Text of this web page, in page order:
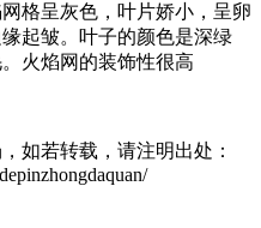
格呈灰色，叶片娇小，呈卵
起皱。叶子的颜色是深绿
火焰网的装饰性很高
如若转载，请注明出处：